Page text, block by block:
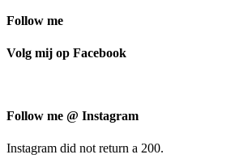
Follow me
Volg mij op Facebook
Follow me @ Instagram
Instagram did not return a 200.